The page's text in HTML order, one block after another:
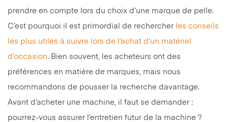
prendre en compte lors du choix d’une marque de pelle.
C’est pourquoi il est primordial de rechercher les conseils
les plus utiles à suivre lors de l’achat d’un matériel
d’occasion. Bien souvent, les acheteurs ont des
préférences en matière de marques, mais nous
recommandons de pousser la recherche davantage.
Avant d’acheter une machine, il faut se demander :
pourrez-vous assurer l’entretien futur de la machine ?